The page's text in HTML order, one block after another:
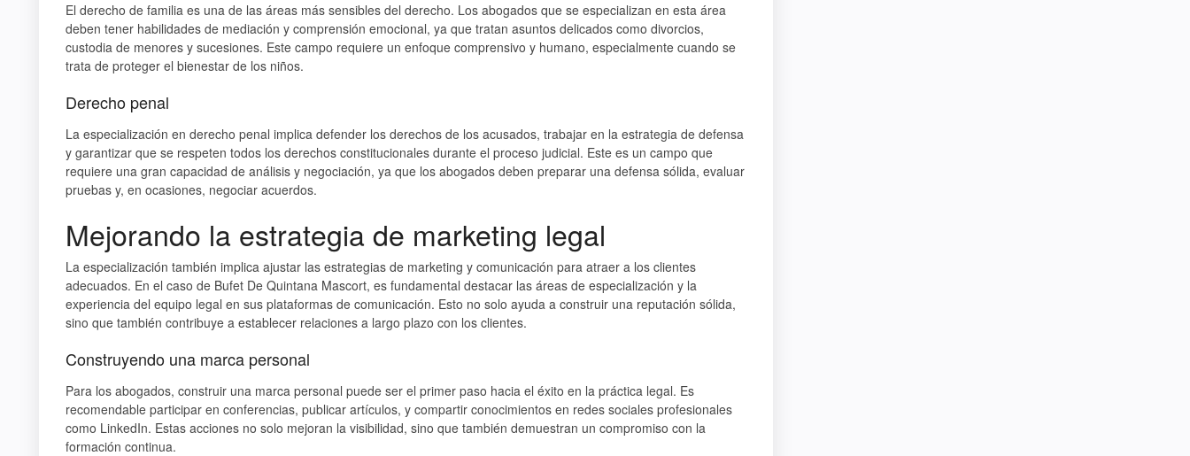
El derecho de familia es una de las áreas más sensibles del derecho. Los abogados que se especializan en esta área
deben tener habilidades de mediación y comprensión emocional, ya que tratan asuntos delicados como divorcios,
custodia de menores y sucesiones. Este campo requiere un enfoque comprensivo y humano, especialmente cuando se
trata de proteger el bienestar de los niños.
Derecho penal
La especialización en derecho penal implica defender los derechos de los acusados, trabajar en la estrategia de defensa
y garantizar que se respeten todos los derechos constitucionales durante el proceso judicial. Este es un campo que
requiere una gran capacidad de análisis y negociación, ya que los abogados deben preparar una defensa sólida, evaluar
pruebas y, en ocasiones, negociar acuerdos.
Mejorando la estrategia de marketing legal
La especialización también implica ajustar las estrategias de marketing y comunicación para atraer a los clientes
adecuados. En el caso de Bufet De Quintana Mascort, es fundamental destacar las áreas de especialización y la
experiencia del equipo legal en sus plataformas de comunicación. Esto no solo ayuda a construir una reputación sólida,
sino que también contribuye a establecer relaciones a largo plazo con los clientes.
Construyendo una marca personal
Para los abogados, construir una marca personal puede ser el primer paso hacia el éxito en la práctica legal. Es
recomendable participar en conferencias, publicar artículos, y compartir conocimientos en redes sociales profesionales
como LinkedIn. Estas acciones no solo mejoran la visibilidad, sino que también demuestran un compromiso con la
formación continua.